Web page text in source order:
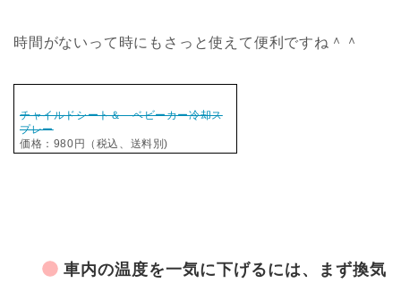
時間がないって時にもさっと使えて便利ですね＾＾
チャイルドシート＆ ベビーカー冷却ス
プレー
価格：980円（税込、送料別)
車内の温度を一気に下げるには、まず換気